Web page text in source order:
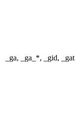
_ga, _ga_*, _gid, _gat